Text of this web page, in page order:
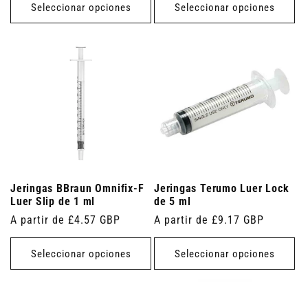
Seleccionar opciones Seleccionar opciones
Jeringas BBraun Omnifix-F
Luer Slip de 1 ml
Precio
habitual
A partir de £4.57 GBP
Seleccionar opciones
Jeringas Terumo Luer Lock
de 5 ml
Precio
habitual
A partir de £9.17 GBP
Seleccionar opciones